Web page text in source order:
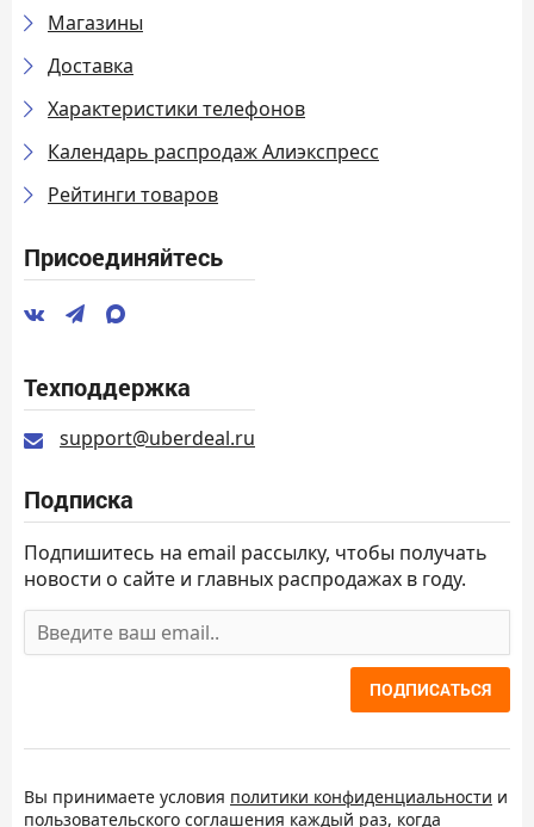
Магазины
Доставка
Характеристики телефонов
Календарь распродаж Алиэкспресс
Рейтинги товаров
Присоединяйтесь
Техподдержка
support@uberdeal.ru
Подписка
Подпишитесь на email рассылку, чтобы получать
новости о сайте и главных распродажах в году.
ПОДПИСАТЬСЯ
Вы принимаете условия политики конфиденциальности и
пользовательского соглашения каждый раз, когда